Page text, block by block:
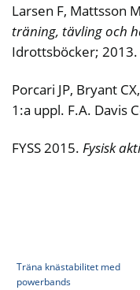
Larsen F, Mattsson
träning, tävling och
Idrottsböcker; 2013.
Porcari JP, Bryant
1:a uppl. F.A. Davis
FYSS 2015. Fysisk
Träna knästabilitet med
powerbands